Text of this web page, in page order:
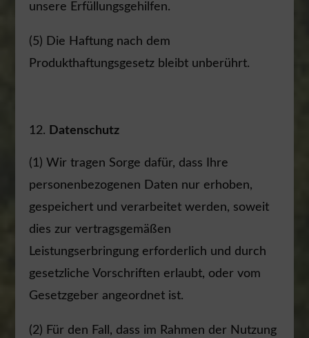
unsere Erfüllungsgehilfen.
(5) Die Haftung nach dem
Produkthaftungsgesetz bleibt unberührt.
Datenschutz
(1) Wir tragen Sorge dafür, dass Ihre
personenbezogenen Daten nur erhoben,
gespeichert und verarbeitet werden, soweit
dies zur vertragsgemäßen
Leistungserbringung erforderlich und durch
gesetzliche Vorschriften erlaubt, oder vom
Gesetzgeber angeordnet ist.
(2) Für den Fall, dass im Rahmen der Nutzung